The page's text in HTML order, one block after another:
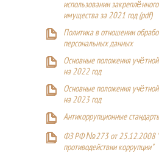
использовании
имущества за 2021 год (pdf)
Политика в отношении
персональных данных
Основные положения
на 2022 год
Основные положения
на 2023 год
Антикоррупционные
ФЗ РФ №273 от 25.12.2008
противодействии коррупции"